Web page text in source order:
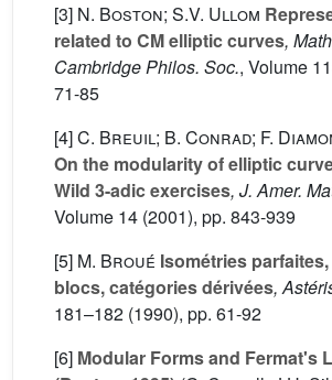
[3] N. Boston; S.V. Ullom
related to CM elliptic curves,
Cambridge Philos. Soc., Volume
71-85
[4]C. Breuil; B. Conrad; F.
On the modularity of elliptic
Wild 3-adic exercises, J. Amer.
Volume 14 (2001), pp. 843-939
[5] M. Broué Isométries
blocs, catégories dérivées,
181–182 (1990), pp. 61-92
[6] Modular Forms and Fermat's